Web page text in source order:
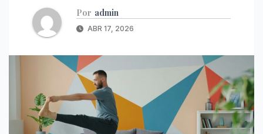
Por admin
ABR 17, 2026